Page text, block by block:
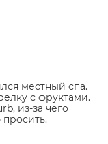
местный спа.
с фруктами.
из-за чего